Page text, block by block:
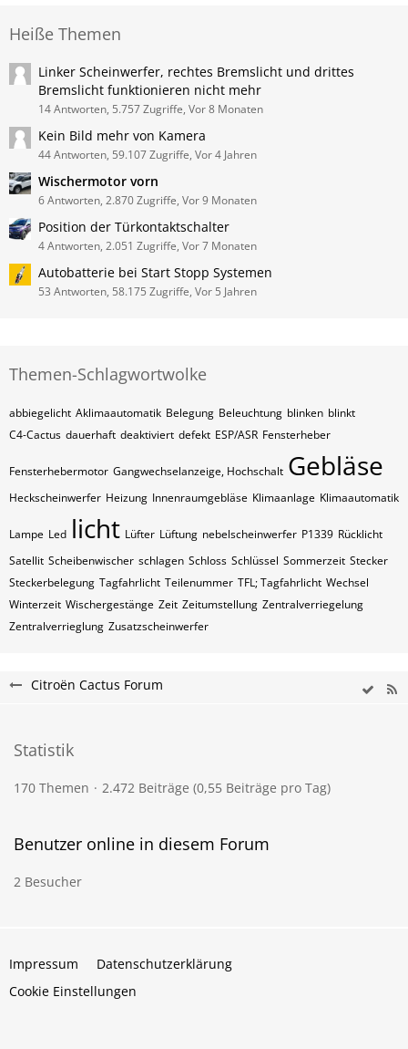
Heiße Themen
Linker Scheinwerfer, rechtes Bremslicht und drittes
Bremslicht funktionieren nicht mehr
14 Antworten, 5.757 Zugriffe, Vor 8 Monaten
Kein Bild mehr von Kamera
44 Antworten, 59.107 Zugriffe, Vor 4 Jahren
Wischermotor vorn
6 Antworten, 2.870 Zugriffe, Vor 9 Monaten
Position der Türkontaktschalter
4 Antworten, 2.051 Zugriffe, Vor 7 Monaten
Autobatterie bei Start Stopp Systemen
53 Antworten, 58.175 Zugriffe, Vor 5 Jahren
Themen-Schlagwortwolke
abbiegelicht Aklimaautomatik Belegung Beleuchtung blinken blinkt
C4-Cactus dauerhaft deaktiviert defekt ESP/ASR Fensterheber
Fensterhebermotor Gangwechselanzeige, Hochschalt Gebläse
Heckscheinwerfer Heizung Innenraumgebläse Klimaanlage Klimaautomatik
Lampe Led licht Lüfter Lüftung nebelscheinwerfer P1339 Rücklicht
Satellit Scheibenwischer schlagen Schloss Schlüssel Sommerzeit Stecker
Steckerbelegung Tagfahrlicht Teilenummer TFL; Tagfahrlicht Wechsel
Winterzeit Wischergestänge Zeit Zeitumstellung Zentralverriegelung
Zentralverrieglung Zusatzscheinwerfer
Citroën Cactus Forum
Statistik
170 Themen 2.472 Beiträge (0,55 Beiträge pro Tag)
Benutzer online in diesem Forum
2 Besucher
Impressum
Datenschutzerklärung
Cookie Einstellungen